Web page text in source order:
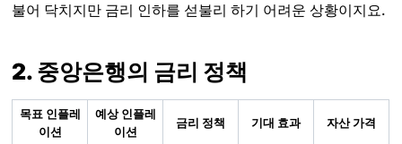
불어 닥치지만 금리 인하를 섣불리 하기 어려운 상황이지요.
2. 중앙은행의 금리 정책
목표 인플레
이션
예상 인플레
이션
금리 정책 기대 효과 자산 가격